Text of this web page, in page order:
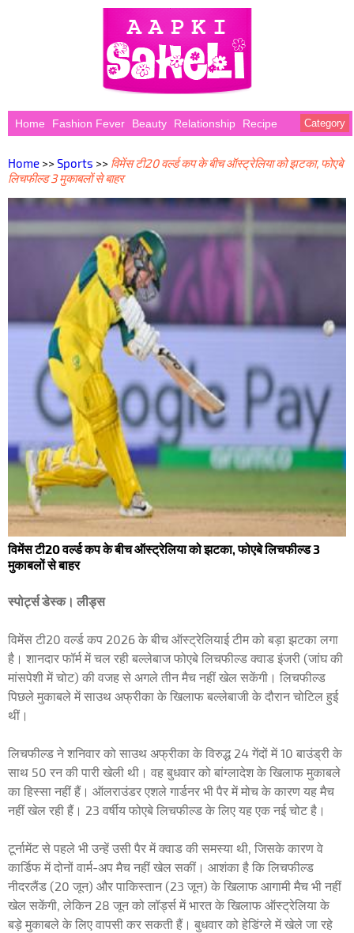
Home Fashion Fever Beauty Relationship Recipe Category
Home >>Sports >> विमेंस टी20 वर्ल्ड कप के बीच ऑस्ट्रेलिया को झटका, फोएबे
लिचफील्ड 3 मुकाबलों से बाहर
विमेंस टी20 वर्ल्ड कप के बीच ऑस्ट्रेलिया को झटका, फोएबे लिचफील्ड 3
मुकाबलों से बाहर
स्पोर्ट्स डेस्क। लीड्स
विमेंस टी20 वर्ल्ड कप 2026 के बीच ऑस्ट्रेलियाई टीम को बड़ा झटका लगा
है। शानदार फॉर्म में चल रही बल्लेबाज फोएबे लिचफील्ड क्वाड इंजरी (जांघ की
मांसपेशी में चोट) की वजह से अगले तीन मैच नहीं खेल सकेंगी। लिचफील्ड
पिछले मुकाबले में साउथ अफ्रीका के खिलाफ बल्लेबाजी के दौरान चोटिल हुई
थीं।
लिचफील्ड ने शनिवार को साउथ अफ्रीका के विरुद्ध 24 गेंदों में 10 बाउंड्री के
साथ 50 रन की पारी खेली थी। वह बुधवार को बांग्लादेश के खिलाफ मुकाबले
का हिस्सा नहीं हैं। ऑलराउंडर एशले गार्डनर भी पैर में मोच के कारण यह मैच
नहीं खेल रही हैं। 23 वर्षीय फोएबे लिचफील्ड के लिए यह एक नई चोट है।
टूर्नामेंट से पहले भी उन्हें उसी पैर में क्वाड की समस्या थी, जिसके कारण वे
कार्डिफ में दोनों वार्म-अप मैच नहीं खेल सकीं। आशंका है कि लिचफील्ड
नीदरलैंड (20 जून) और पाकिस्तान (23 जून) के खिलाफ आगामी मैच भी नहीं
खेल सकेंगी, लेकिन 28 जून को लॉर्ड्स में भारत के खिलाफ ऑस्ट्रेलिया के
बड़े मुकाबले के लिए वापसी कर सकती हैं। बुधवार को हेडिंग्ले में खेले जा रहे